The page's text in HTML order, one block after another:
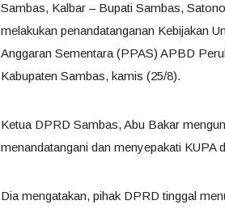
Sambas, Kalbar – Bupati Sambas,
melakukan penandatanganan Kebijakan
Anggaran Sementara (PPAS) APBD
Kabupaten Sambas, kamis (25/8).
Ketua DPRD Sambas, Abu Bakar
menandatangani dan menyepakati KUPA
Dia mengatakan, pihak DPRD tinggal